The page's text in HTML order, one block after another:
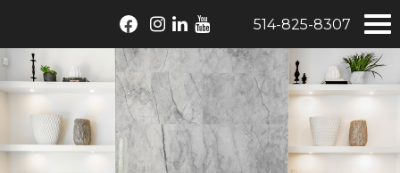
514-825-8307